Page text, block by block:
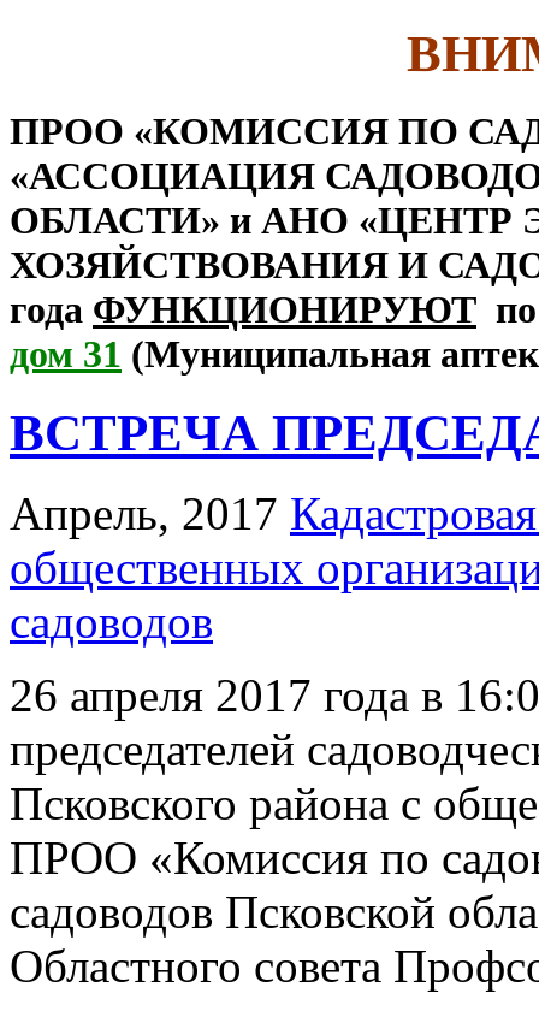
ПРОО «КОМИССИЯ ПО
«АССОЦИАЦИЯ
ОБЛАСТИ» и АНО «ЦЕНТР
ХОЗЯЙСТВОВАНИЯ И
года ФУНКЦИОНИРУЮТ
дом 31 (Муниципальная
ВСТРЕЧА
Апрель, 2017
общественных
садоводов
26 апреля 2017 года в
председателей
Псковского района с
ПРОО «Комиссия по
садоводов Псковской
Областного совета